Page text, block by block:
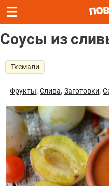
Соусы из
Ткемали
Фрукты, Слива, Заготовки,